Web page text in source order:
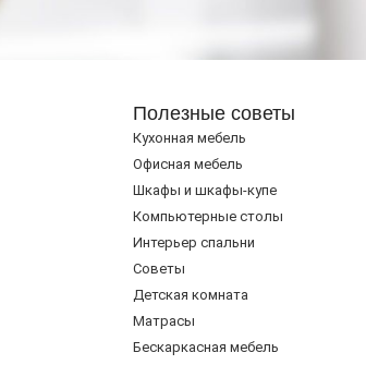
Полезные советы
Кухонная мебель
Офисная мебель
Шкафы и шкафы-купе
Компьютерные столы
Интерьер спальни
Советы
Детская комната
Матрасы
Бескаркасная мебель